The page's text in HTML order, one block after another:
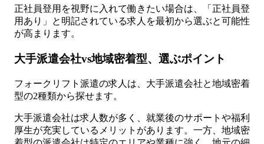
正社員登用を視野に入れて働きたい場合は、「正社員登
用あり」と明記されている求人を最初から選ぶと可能性
が高まります。
大手派遣会社vs地域密着型、選ぶポイント
フォークリフト派遣の求人は、大手派遣会社と地域密着
型の2種類から探せます。
大手派遣会社は求人数が多く、就業後のサポートや福利
厚生が充実しているメリットがあります。一方、地域密